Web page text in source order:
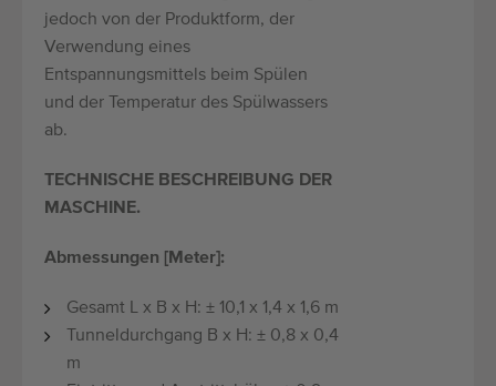
jedoch von der Produktform, der
Verwendung eines
Entspannungsmittels beim Spülen
und der Temperatur des Spülwassers
ab.
TECHNISCHE BESCHREIBUNG DER
MASCHINE.
Abmessungen [Meter]:
Gesamt L x B x H: ± 10,1 x 1,4 x 1,6 m
Tunneldurchgang B x H: ± 0,8 x 0,4
m